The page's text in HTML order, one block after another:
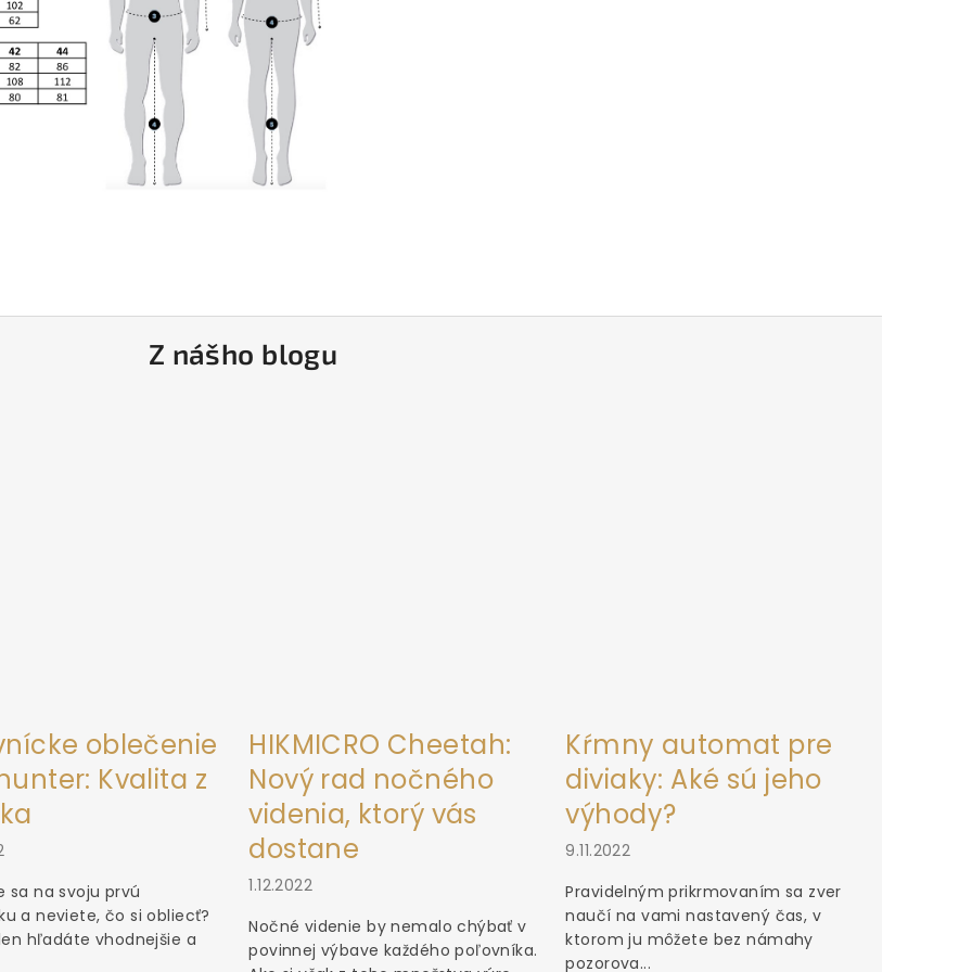
Z nášho blogu
oblečenie
Kvalita z
sa na svoju prvú
a neviete, čo si obliecť?
hľadáte vhodnejšie a
HIKMICRO Cheetah:
Nový rad nočného
videnia, ktorý vás
dostane
1.12.2022
Nočné videnie by nemalo chýbať v
povinnej výbave každého poľovníka.
Kŕmny automat pre
diviaky: Aké sú jeho
výhody?
9.11.2022
Pravidelným prikrmovaním sa zver
naučí na vami nastavený čas, v
ktorom ju môžete bez námahy
pozorova...